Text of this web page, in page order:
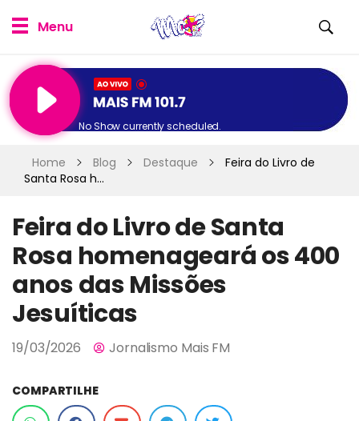
No Show currently scheduled.
Home Blog Destaque
Feira do Livro de
Santa Rosa h...
Feira do Livro de Santa
Rosa homenageará os 400
anos das Missões
Jesuíticas
19/03/2026 Jornalismo Mais FM
COMPARTILHE